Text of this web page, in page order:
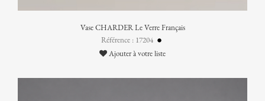
Vase CHARDER Le Verre Français
Référence : 17204
Ajouter à votre liste